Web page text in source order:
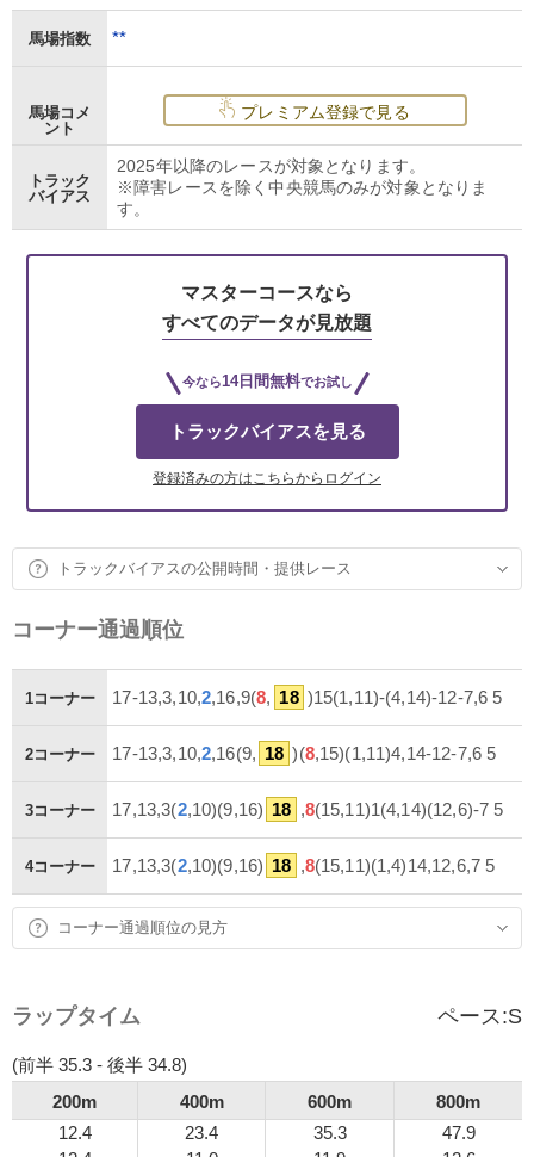
馬場指数 **
馬場コメ
ント
プレミアム登録で見る
トラック
バイアス
2025年以降のレースが対象となります。
※障害レースを除く中央競馬のみが対象となりま
す。
マスターコースなら
すべてのデータが見放題
今なら14日間無料でお試し
トラックバイアスを見る
登録済みの方はこちらからログイン
トラックバイアスの公開時間・提供レース
コーナー通過順位
1コーナー 17-13,3,10,2,16,9(8, 18 )15(1,11)-(4,14)-12-7,6 5
2コーナー 17-13,3,10,2,16(9, 18 )(8,15)(1,11)4,14-12-7,6 5
3コーナー 17,13,3(2,10)(9,16) 18 ,8(15,11)1(4,14)(12,6)-7 5
4コーナー 17,13,3(2,10)(9,16) 18 ,8(15,11)(1,4)14,12,6,7 5
コーナー通過順位の見方
ラップタイム ペース:S
(前半 35.3 - 後半 34.8)
200m
400m 600m
800m
12.4
23.4
35.3
47.9